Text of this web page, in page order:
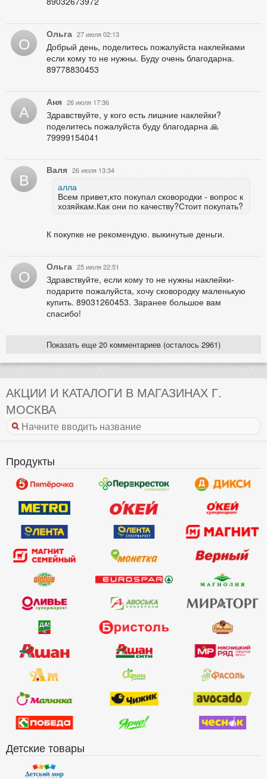
О Ольга 27 июля 02:13
Добрый день, поделитесь пожалуйста наклейками
если кому то не нужны. Буду очень благодарна.
89778830453
А Аня 26 июля 17:36
Здравствуйте, у кого есть лишние наклейки?
поделитесь пожалуйста буду благодарна 🙏
79999154041
В Валя 26 июля 13:34
алла
Всем привет,кто покупал сковородки - вопрос к
хозяйкам.Как они по качеству?Стоит покупать?
К покупке не рекомендую. выкинутые деньги.
О Ольга 25 июля 22:51
Здравствуйте, если кому то не нужны наклейки-
подарите пожалуйста, хочу сковородку маленькую
купить. 89031260453. Заранее большое вам
спасибо!
Показать еще 20 комментариев (осталось 2961)
АКЦИИ И КАТАЛОГИ В МАГАЗИНАХ Г.
МОСКВА
Продукты
Детские товары